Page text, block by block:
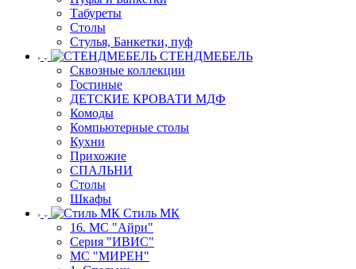
Табуреты
Столы
Стулья, Банкетки, пуф
СТЕНДМЕБЕЛЬ
Сквозные коллекции
Гостиные
ДЕТСКИЕ КРОВАТИ МДФ
Комоды
Компьютерные столы
Кухни
Прихожие
СПАЛЬНИ
Столы
Шкафы
Стиль МК
16. МС "Айри"
Серия "ИВИС"
МС "МИРЕН"